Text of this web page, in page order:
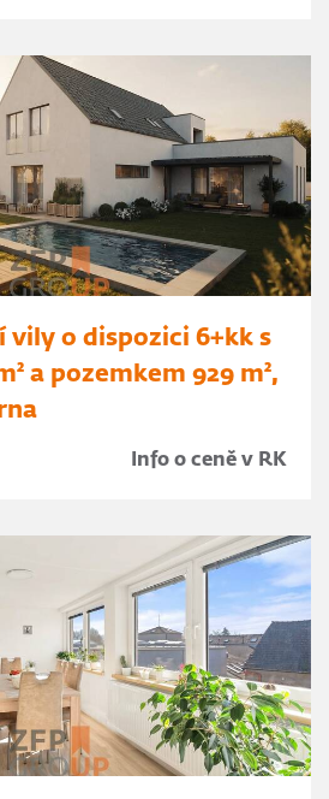
vily o dispozici 6+kk s
a pozemkem 929 m²,
Info o ceně v RK